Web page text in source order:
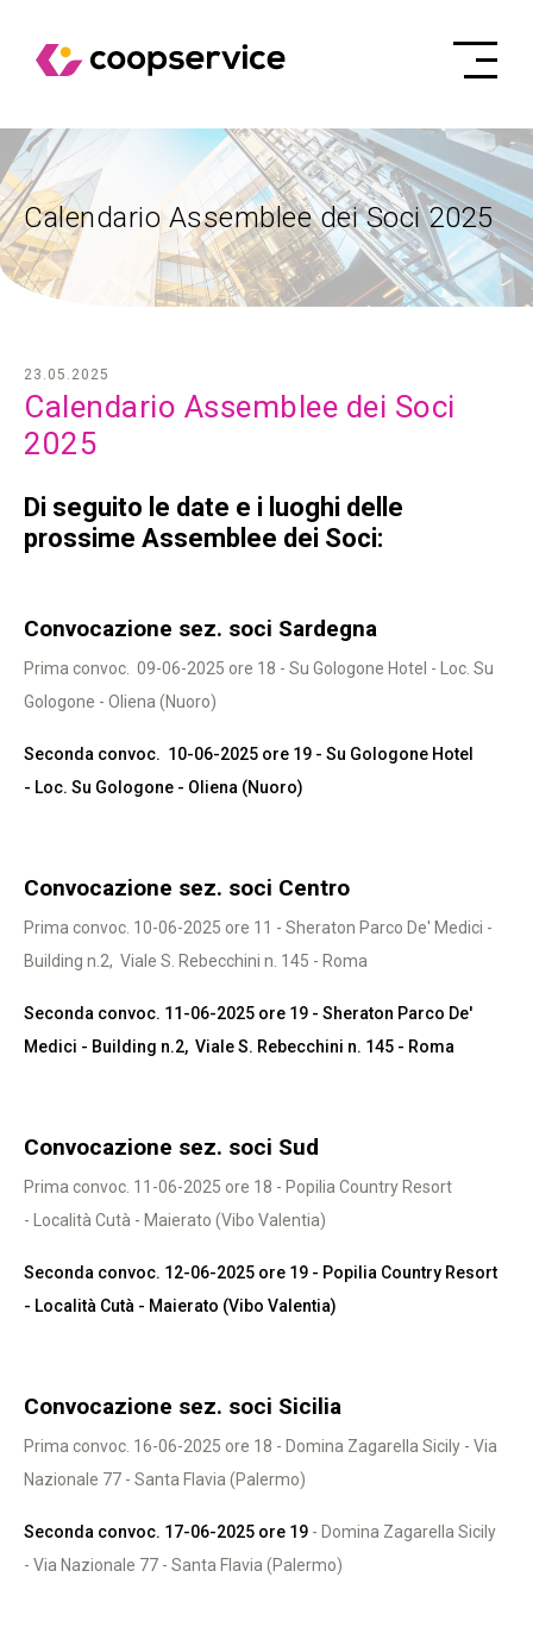
Calendario Assemblee dei Soci 2025
Calendario Assemblee dei Soci
2025
23.05.2025
Di seguito le date e i luoghi delle
prossime Assemblee dei Soci:
Convocazione sez. soci Sardegna
Prima convoc. 09-06-2025 ore 18 - Su Gologone Hotel - Loc. Su
Gologone - Oliena (Nuoro)
Seconda convoc. 10-06-2025 ore 19 - Su Gologone Hotel
- Loc. Su Gologone - Oliena (Nuoro)
Convocazione sez. soci Centro
Prima convoc. 10-06-2025 ore 11 - Sheraton Parco De' Medici -
Building n.2, Viale S. Rebecchini n. 145 - Roma
Seconda convoc. 11-06-2025 ore 19 - Sheraton Parco De'
Medici - Building n.2, Viale S. Rebecchini n. 145 - Roma
Convocazione sez. soci Sud
Prima convoc. 11-06-2025 ore 18 - Popilia Country Resort
- Località Cutà - Maierato (Vibo Valentia)
Seconda convoc. 12-06-2025 ore 19 - Popilia Country Resort
- Località Cutà - Maierato (Vibo Valentia)
Convocazione sez. soci Sicilia
Prima convoc. 16-06-2025 ore 18 - Domina Zagarella Sicily - Via
Nazionale 77 - Santa Flavia (Palermo)
Seconda convoc. 17-06-2025 ore 19 - Domina Zagarella Sicily
- Via Nazionale 77 - Santa Flavia (Palermo)